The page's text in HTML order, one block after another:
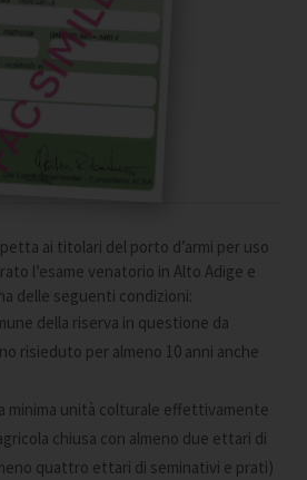
ai titolari del porto d’armi per uso
l’esame venatorio in Alto Adige e
delle seguenti condizioni:
della riserva in questione da
risieduto per almeno 10 anni anche
minima unità colturale effettivamente
chiusa con almeno due ettari di
quattro ettari di seminativi e prati)